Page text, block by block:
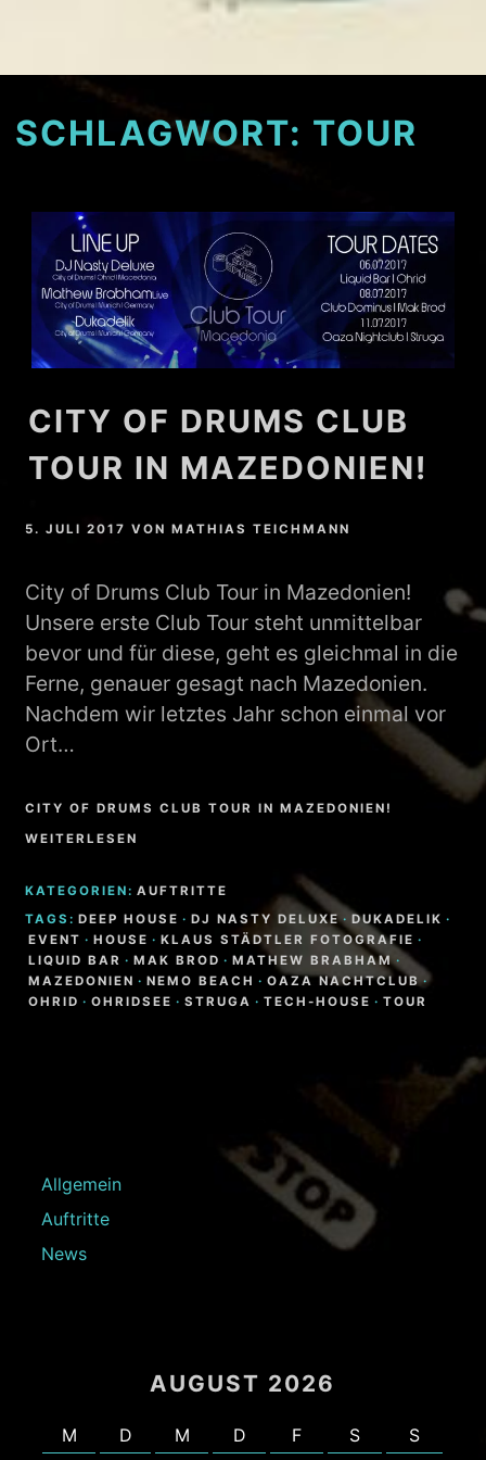
SCHLAGWORT: TOUR
CITY OF DRUMS CLUB
TOUR IN MAZEDONIEN!
5. JULI 2017 VONMATHIAS TEICHMANN
City of Drums Club Tour in Mazedonien!
Unsere erste Club Tour steht unmittelbar
bevor und für diese, geht es gleichmal in die
Ferne, genauer gesagt nach Mazedonien.
Nachdem wir letztes Jahr schon einmal vor
Ort…
CITY OF DRUMS CLUB TOUR IN MAZEDONIEN!
WEITERLESEN
KATEGORIEN: AUFTRITTE
TAGS: DEEP HOUSE · DJ NASTY DELUXE · DUKADELIK ·
EVENT · HOUSE · KLAUS STÄDTLER FOTOGRAFIE ·
LIQUID BAR · MAK BROD · MATHEW BRABHAM ·
MAZEDONIEN · NEMO BEACH · OAZA NACHTCLUB ·
OHRID · OHRIDSEE · STRUGA · TECH-HOUSE · TOUR
Allgemein
Auftritte
News
AUGUST 2026
M D M D F S S